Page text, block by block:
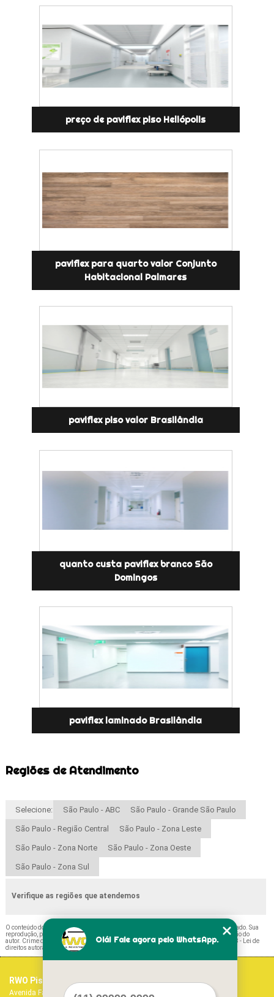
preço de paviflex piso Heliópolis
paviflex para quarto valor Conjunto
Habitacional Palmares
paviflex piso valor Brasilândia
quanto custa paviflex branco São
Domingos
paviflex laminado Brasilândia
Regiões de Atendimento
Selecione: São Paulo - ABC São Paulo - Grande São Paulo
São Paulo - Região Central São Paulo - Zona Leste
São Paulo - Zona Norte São Paulo - Zona Oeste
São Paulo - Zona Sul
Verifique as regiões que atendemos
O conteúdo do texto " Paviflex Piso Preços Parque São Rafael
" é de direito reservado. Sua
reprodução, parcial ou total, mesmo citando nossos links, é proibida sem a autorização do
autor. Crime de violação de direito autoral – artigo 184 do Código Penal –Lei 9610/98 - Lei de
direitos autorais
RWO Pisos Vinílicos
Avenida Fagundes Filho, 1017 - Vila Monte Alegre
Home
Empresa
Olá! Fale agora pelo WhatsApp.